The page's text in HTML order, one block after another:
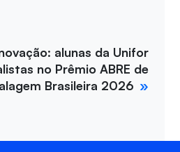
alunas da Unifor
no Prêmio ABRE de
Brasileira 2026